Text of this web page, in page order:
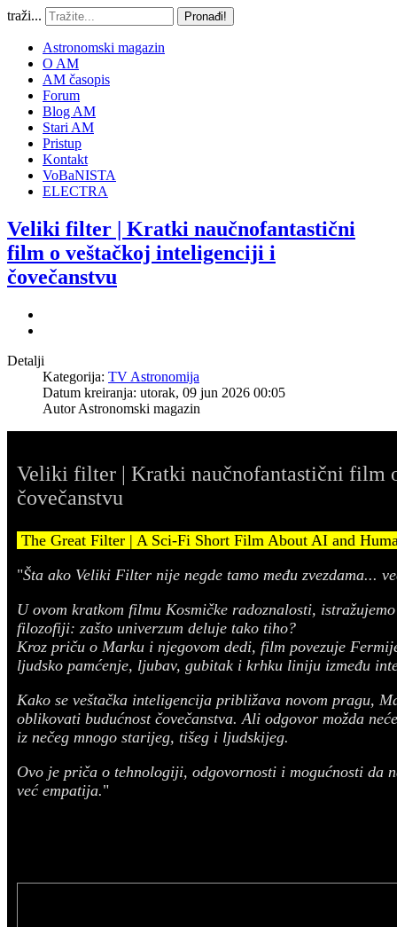
traži... Pronađi!
Astronomski magazin
O AM
AM časopis
Forum
Blog AM
Stari AM
Pristup
Kontakt
VoBaNISTA
ELECTRA
Veliki filter | Kratki naučnofantastični
film o veštačkoj inteligenciji i
čovečanstvu
Detalji
Kategorija: TV Astronomija
Datum kreiranja: utorak, 09 jun 2026 00:05
AutorAstronomski magazin
Veliki filter | Kratki naučnofantastični film
čovečanstvu
The Great Filter | A Sci-Fi Short Film About AI and
"Šta ako Veliki Filter nije negde tamo među zvezdama...
U ovom kratkom filmu Kosmičke radoznalosti,
filozofiji: zašto univerzum deluje tako tiho?
Kroz priču o Marku i njegovom dedi, film povezuje
ljudsko pamćenje, ljubav, gubitak i krhku liniju između
Kako se veštačka inteligencija približava novom pragu,
oblikovati budućnost čovečanstva. Ali odgovor možda
iz nečeg mnogo starijeg, tišeg i ljudskijeg.
Ovo je priča o tehnologiji, odgovornosti i mogućnosti da
već empatija."